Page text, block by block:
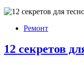
Ремонт
12 секретов